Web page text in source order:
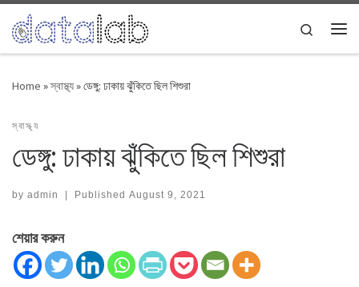
Skip to content
Search
Home »স্বাস্থ্য»ডেঙ্গু: ঢাকায় ঝুঁকিতে ছিল শিশুরা
স্বাস্থ্য
ডেঙ্গু: ঢাকায় ঝুঁকিতে ছিল শিশুরা
by admin | Published August 9, 2021
শেয়ার করুন